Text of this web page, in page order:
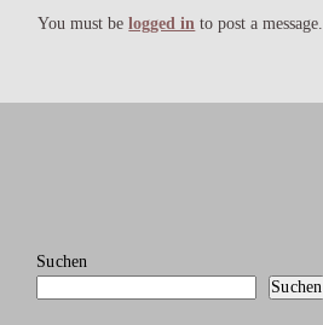
You must belogged in to post a message.
Suchen
Suchen